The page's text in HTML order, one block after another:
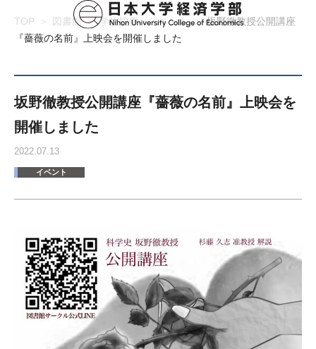
TOP 図書館 学生協働・イベント
坂野徹教授公開講座
『薔薇の名前』上映会を開催しました
坂野徹教授公開講座『薔薇の名前』上映会を
開催しました
2022.07.13
イベント